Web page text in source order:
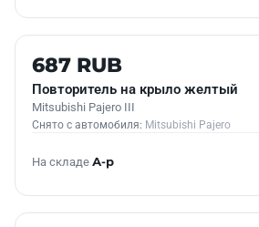
Б/У В НАЛИЧИИ
687 RUB
Повторитель на крыло желтый
Mitsubishi Pajero III
Снято с автомобиля: Mitsubishi Pajero
На складе А-р